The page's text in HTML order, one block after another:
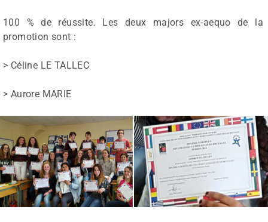
100 % de réussite. Les deux majors ex-aequo de la
promotion sont :
> Céline LE TALLEC
> Aurore MARIE